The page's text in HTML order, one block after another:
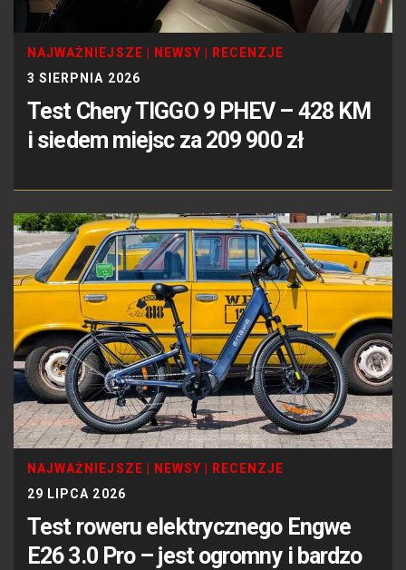
NAJWAŻNIEJSZE NEWSY
RECENZJE
3 SIERPNIA 2026
Test Chery TIGGO 9 PHEV – 428 KM
i siedem miejsc za 209 900 zł
NAJWAŻNIEJSZE NEWSY
RECENZJE
29 LIPCA 2026
Test roweru elektrycznego Engwe
E26 3.0 Pro – jest ogromny i bardzo